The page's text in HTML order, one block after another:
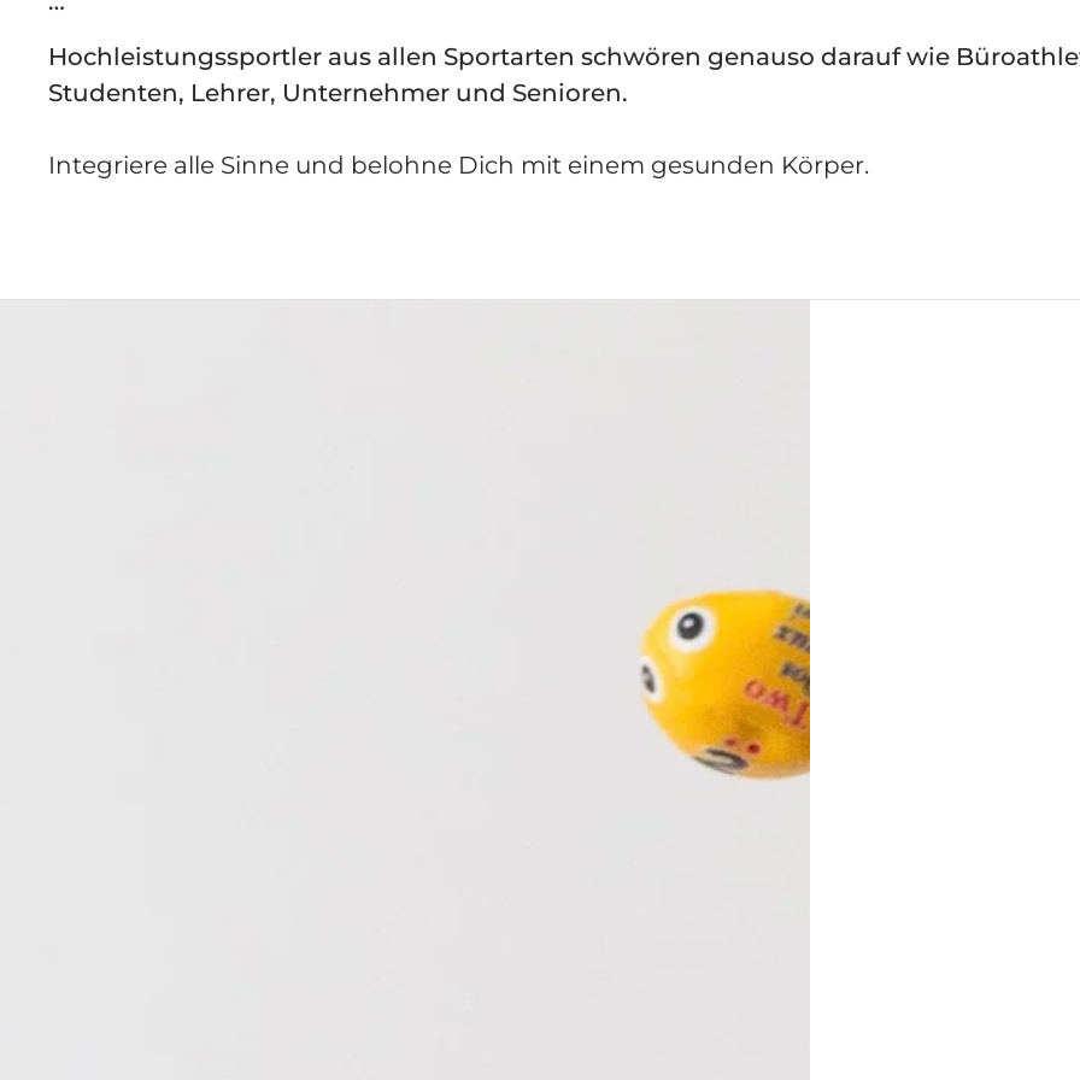
Hochleistungssportler aus allen Sportarten schwören genauso darauf wie
Studenten, Lehrer, Unternehmer und Senioren.
Integriere alle Sinne und belohne Dich mit einem gesunden Körper.